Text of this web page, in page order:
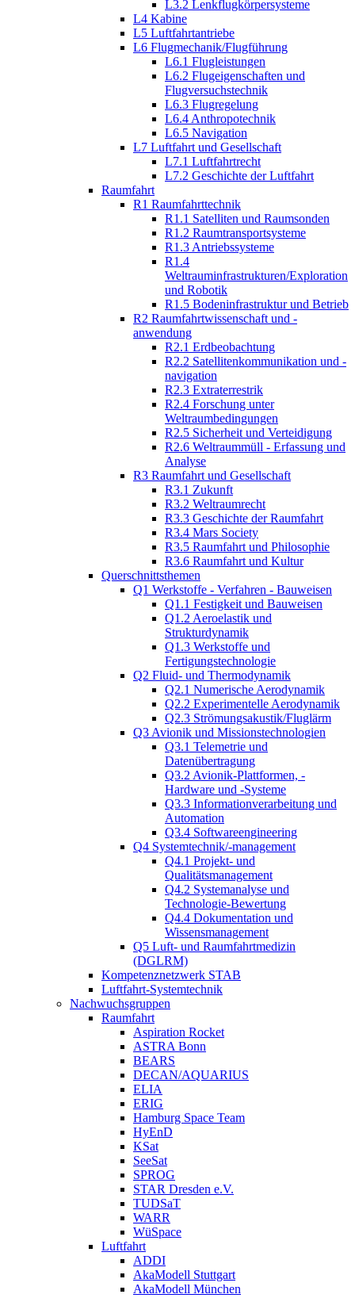
L3.2 Lenkflugkörpersysteme
L4 Kabine
L5 Luftfahrtantriebe
L6 Flugmechanik/Flugführung
L6.1 Flugleistungen
L6.2 Flugeigenschaften und
Flugversuchstechnik
L6.3 Flugregelung
L6.4 Anthropotechnik
L6.5 Navigation
L7 Luftfahrt und Gesellschaft
L7.1 Luftfahrtrecht
L7.2 Geschichte der Luftfahrt
Raumfahrt
R1 Raumfahrttechnik
R1.1 Satelliten und Raumsonden
R1.2 Raumtransportsysteme
R1.3 Antriebssysteme
R1.4
Weltrauminfrastrukturen/Exploration
und Robotik
R1.5 Bodeninfrastruktur und Betrieb
R2 Raumfahrtwissenschaft und -
anwendung
R2.1 Erdbeobachtung
R2.2 Satellitenkommunikation und -
navigation
R2.3 Extraterrestrik
R2.4 Forschung unter
Weltraumbedingungen
R2.5 Sicherheit und Verteidigung
R2.6 Weltraummüll - Erfassung und
Analyse
R3 Raumfahrt und Gesellschaft
R3.1 Zukunft
R3.2 Weltraumrecht
R3.3 Geschichte der Raumfahrt
R3.4 Mars Society
R3.5 Raumfahrt und Philosophie
R3.6 Raumfahrt und Kultur
Querschnittsthemen
Q1 Werkstoffe - Verfahren - Bauweisen
Q1.1 Festigkeit und Bauweisen
Q1.2 Aeroelastik und
Strukturdynamik
Q1.3 Werkstoffe und
Fertigungstechnologie
Q2 Fluid- und Thermodynamik
Q2.1 Numerische Aerodynamik
Q2.2 Experimentelle Aerodynamik
Q2.3 Strömungsakustik/Fluglärm
Q3 Avionik und Missionstechnologien
Q3.1 Telemetrie und
Datenübertragung
Q3.2 Avionik-Plattformen, -
Hardware und -Systeme
Q3.3 Informationverarbeitung und
Automation
Q3.4 Softwareengineering
Q4 Systemtechnik/-management
Q4.1 Projekt- und
Qualitätsmanagement
Q4.2 Systemanalyse und
Technologie-Bewertung
Q4.4 Dokumentation und
Wissensmanagement
Q5 Luft- und Raumfahrtmedizin
(DGLRM)
Kompetenznetzwerk STAB
Luftfahrt-Systemtechnik
Nachwuchsgruppen
Raumfahrt
Aspiration Rocket
ASTRA Bonn
BEARS
DECAN/AQUARIUS
ELIA
ERIG
Hamburg Space Team
HyEnD
KSat
SeeSat
SPROG
STAR Dresden e.V.
TUDSaT
WARR
WüSpace
Luftfahrt
ADDI
AkaModell Stuttgart
AkaModell München